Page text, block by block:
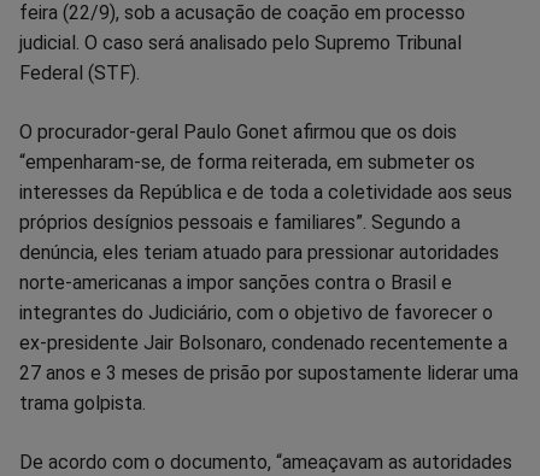
FacebookWhatsappTwitter MessengerTelegramGettr
feira (22/9), sob a acusação de coação em processo
judicial. O caso será analisado pelo Supremo Tribunal
Federal (STF).
O procurador-geral Paulo Gonet afirmou que os dois
“empenharam-se, de forma reiterada, em submeter os
interesses da República e de toda a coletividade aos seus
próprios desígnios pessoais e familiares”. Segundo a
denúncia, eles teriam atuado para pressionar autoridades
norte-americanas a impor sanções contra o Brasil e
integrantes do Judiciário, com o objetivo de favorecer o
ex-presidente Jair Bolsonaro, condenado recentemente a
27 anos e 3 meses de prisão por supostamente liderar uma
trama golpista.
De acordo com o documento, “ameaçavam as autoridades